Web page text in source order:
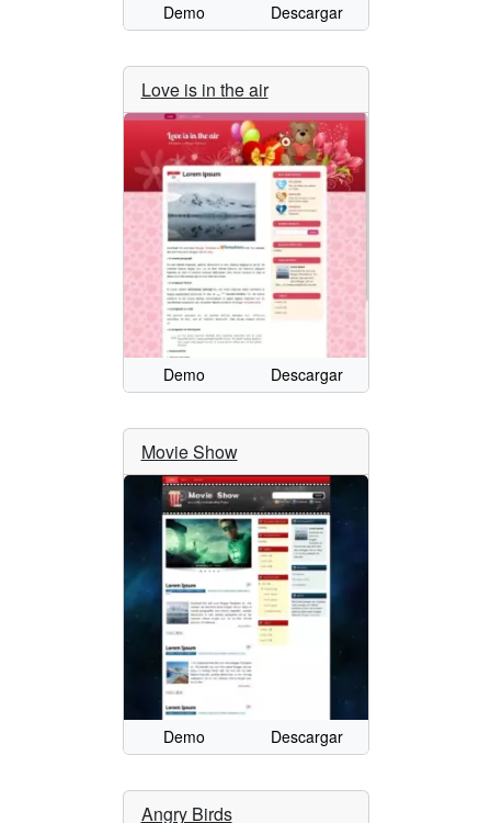
Demo Descargar
Love is in the air
Demo Descargar
Movie Show
Demo Descargar
Angry Birds